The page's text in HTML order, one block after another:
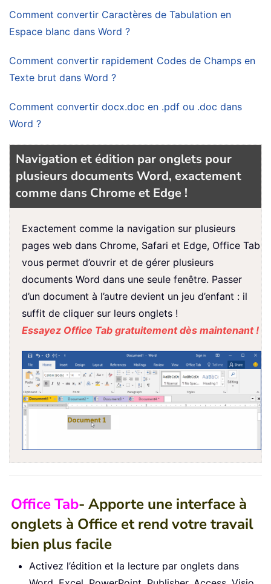
Comment convertir Caractères de Tabulation en
Espace blanc dans Word ?
Comment convertir rapidement Codes de Champs en
Texte brut dans Word ?
Comment convertir docx.doc en .pdf ou .doc dans
Word ?
Navigation et édition par onglets pour
plusieurs documents Word, exactement
comme dans Chrome et Edge !
Exactement comme la navigation sur plusieurs
pages web dans Chrome, Safari et Edge, Office Tab
vous permet d’ouvrir et de gérer plusieurs
documents Word dans une seule fenêtre. Passer
d’un document à l’autre devient un jeu d’enfant : il
suffit de cliquer sur leurs onglets !
Essayez Office Tab gratuitement dès maintenant !
Office Tab- Apporte une interface à
onglets à Office et rend votre travail
bien plus facile
Activez l’édition et la lecture par onglets dans